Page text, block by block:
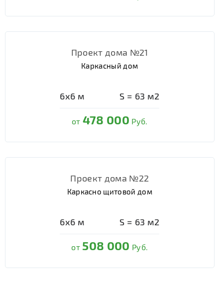
Проект дома №21
Каркасный дом
6х6 м S = 63 м2
от 478 000 Руб.
Проект дома №22
Каркасно щитовой дом
6х6 м S = 63 м2
от 508 000 Руб.